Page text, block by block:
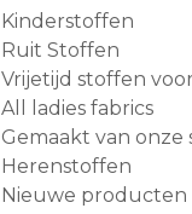
Kinderstoffen
Ruit Stoffen
Vrijetijd stoffen
All ladies fabrics
Gemaakt van onze
Herenstoffen
Nieuwe producten